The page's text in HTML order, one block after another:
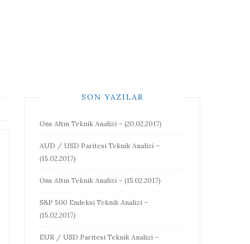
SON YAZILAR
Ons Altın Teknik Analizi – (20.02.2017)
AUD / USD Paritesi Teknik Analizi –
(15.02.2017)
Ons Altın Teknik Analizi – (15.02.2017)
S&P 500 Endeksi Teknik Analizi –
(15.02.2017)
EUR / USD Paritesi Teknik Analizi –